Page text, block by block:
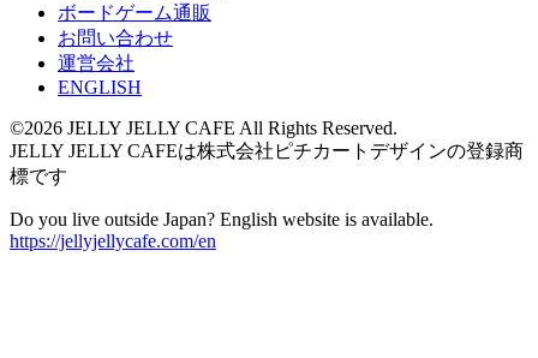
ボードゲーム通販
お問い合わせ
運営会社
ENGLISH
©2026 JELLY JELLY CAFE All Rights Reserved.
JELLY JELLY CAFEは株式会社ピチカートデザインの登録商
標です
Do you live outside Japan? English website is available.
https://jellyjellycafe.com/en